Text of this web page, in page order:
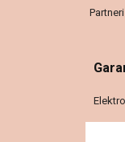
Partneri